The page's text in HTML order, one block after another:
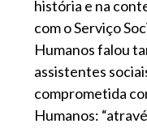
história e na
com o Serviço
Humanos falou
assistentes
comprometida
Humanos: